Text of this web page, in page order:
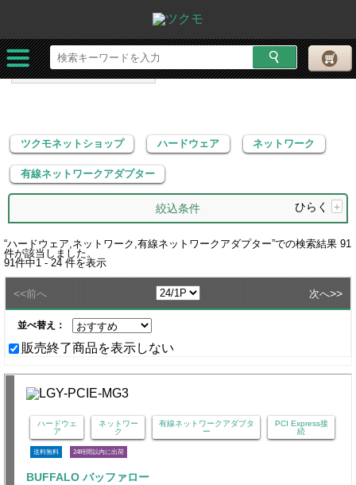
ツクモネットショップ ハードウェア
ネットワーク
有線ネットワークアダプター
ツクモネットショップ ハードウェア ネットワーク
有線ネットワークアダプター
絞込条件 ひらく +
“ハードウェア,ネットワーク,有線ネットワークアダプター”での検索結果 91
件が該当しました。
91件中1 - 24 件を表示
<<前へ 次へ>>
並べ替え：
販売終了商品を表示しない
ハードウェ
ア
ネットワー
ク
有線ネットワークアダプタ
ー
PCI Express接
続
送料無料 24時間以内に出荷
BUFFALO バッファロー